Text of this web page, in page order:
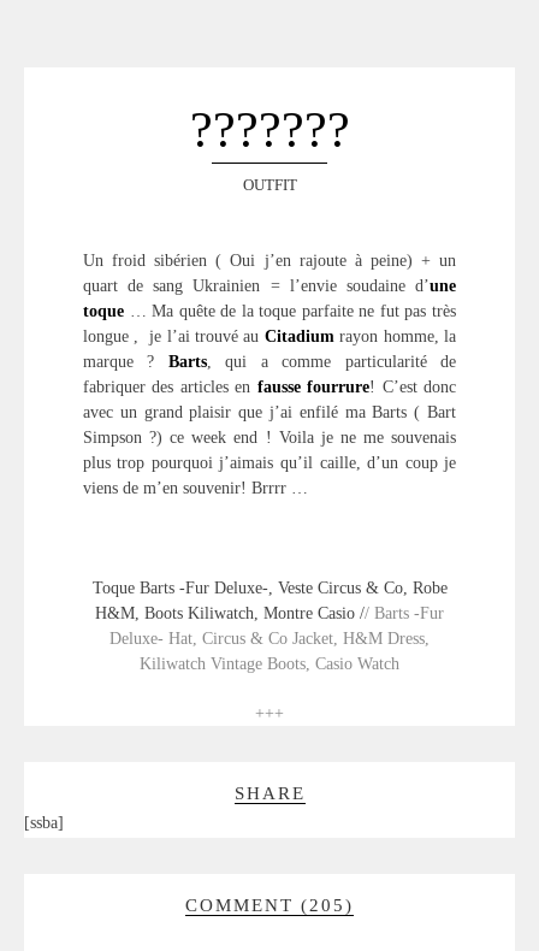
LOOKBOOK
ARCHIVES
???????
OUTFIT
Un froid sibérien ( Oui j’en rajoute à peine) + un
quart de sang Ukrainien = l’envie soudaine d’une
toque… Ma quête de la toque parfaite ne fut pas très
longue , je l’ai trouvé au Citadiumrayon homme, la
marque ? Barts, qui a comme particularité de
fabriquer des articles en fausse fourrure! C’est donc
avec un grand plaisir que j’ai enfilé ma Barts ( Bart
Simpson ?) ce week end ! Voila je ne me souvenais
plus trop pourquoi j’aimais qu’il caille, d’un coup je
viens de m’en souvenir! Brrrr …
Toque Barts -Fur Deluxe-, Veste Circus & Co, Robe
H&M, Boots Kiliwatch, Montre Casio // Barts -Fur
Deluxe- Hat, Circus & Co Jacket, H&M Dress,
Kiliwatch Vintage Boots, Casio Watch
+++
SHARE
[ssba]
COMMENT (205)